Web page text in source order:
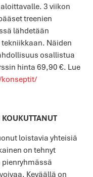
3 viikon
treenien
lähdetään
Näiden
osallistua
hinta 69,90 €. Lue
loistavia yhteisiä
on tehnyt
Keväällä on